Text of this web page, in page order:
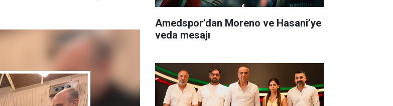
Amedspor’dan Moreno ve Hasani’ye
veda mesajı